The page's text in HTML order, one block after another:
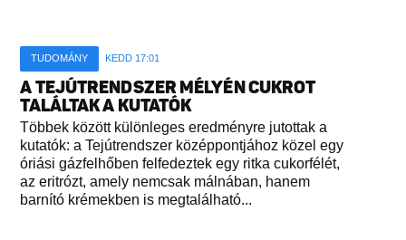
TUDOMÁNY KEDD 17:01
A TEJÚTRENDSZER MÉLYÉN CUKROT
TALÁLTAK A KUTATÓK
Többek között különleges eredményre jutottak a
kutatók: a Tejútrendszer középpontjához közel egy
óriási gázfelhőben felfedeztek egy ritka cukorfélét,
az eritrózt, amely nemcsak málnában, hanem
barnító krémekben is megtalálható...